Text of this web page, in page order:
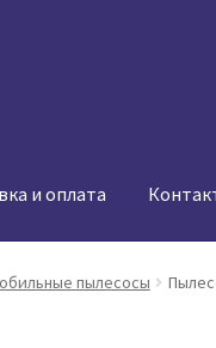
и оплата
пылесосы